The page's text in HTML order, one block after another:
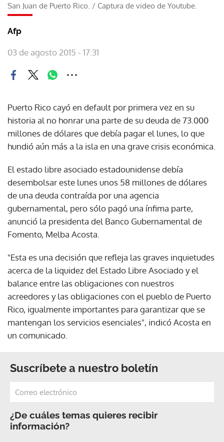
San Juan de Puerto Rico. / Captura de video de Youtube.
Afp
03 de agosto 2015 - 17:31
Puerto Rico cayó en default por primera vez en su
historia al no honrar una parte de su deuda de 73.000
millones de dólares que debía pagar el lunes, lo que
hundió aún más a la isla en una grave crisis económica.
El estado libre asociado estadounidense debía
desembolsar este lunes unos 58 millones de dólares
de una deuda contraída por una agencia
gubernamental, pero sólo pagó una ínfima parte,
anunció la presidenta del Banco Gubernamental de
Fomento, Melba Acosta.
"Esta es una decisión que refleja las graves inquietudes
acerca de la liquidez del Estado Libre Asociado y el
balance entre las obligaciones con nuestros
acreedores y las obligaciones con el pueblo de Puerto
Rico, igualmente importantes para garantizar que se
mantengan los servicios esenciales", indicó Acosta en
un comunicado.
Suscríbete a nuestro boletín
¿De cuáles temas quieres recibir
información?